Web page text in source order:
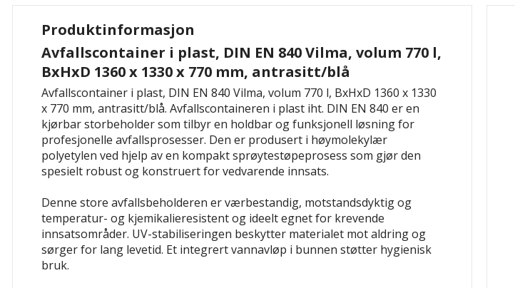
Produktinformasjon
Avfallscontainer i plast, DIN EN 840 Vilma, volum 770 l,
BxHxD 1360 x 1330 x 770 mm, antrasitt/blå
Avfallscontainer i plast, DIN EN 840 Vilma, volum 770 l, BxHxD 1360 x 1330
x 770 mm, antrasitt/blå. Avfallscontaineren i plast iht. DIN EN 840 er en
kjørbar storbeholder som tilbyr en holdbar og funksjonell løsning for
profesjonelle avfallsprosesser. Den er produsert i høymolekylær
polyetylen ved hjelp av en kompakt sprøytestøpeprosess som gjør den
spesielt robust og konstruert for vedvarende innsats.
Denne store avfallsbeholderen er værbestandig, motstandsdyktig og
temperatur- og kjemikalieresistent og ideelt egnet for krevende
innsatsområder. UV-stabiliseringen beskytter materialet mot aldring og
sørger for lang levetid. Et integrert vannavløp i bunnen støtter hygienisk
bruk.